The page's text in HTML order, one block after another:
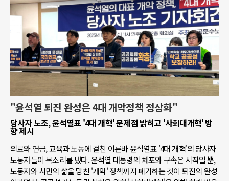
"윤석열 퇴진 완성은 4대 개악정책 정상화"
당사자 노조, 윤석열표 '4대 개혁' 문제점 밝히고 '사회대개혁' 방
향 제시
의료와 연금, 교육과 노동에 걸친 이른바 윤석열표 '4대 개혁'의 당사자
노동자들이 목소리를 냈다. 윤석열 대통령의 체포와 구속은 시작일 뿐,
노동자와 시민의 삶을 망친 '개악' 정책까지 폐기하는 것이 퇴진의 완성